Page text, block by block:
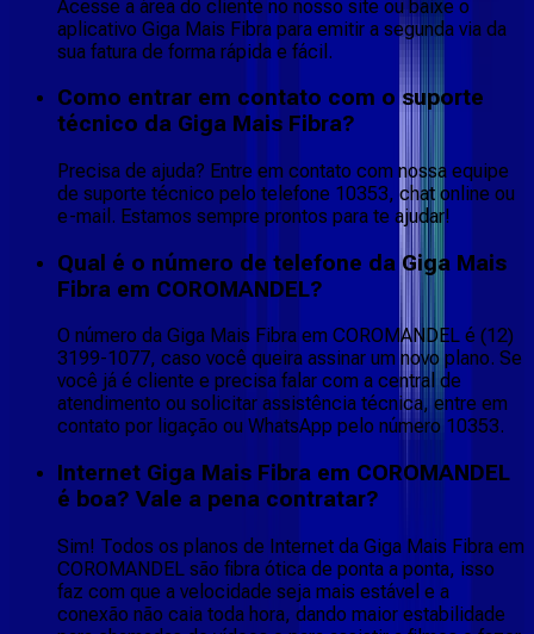
Acesse a área do cliente no nosso site ou baixe o
aplicativo Giga Mais Fibra para emitir a segunda via da
sua fatura de forma rápida e fácil.
Como entrar em contato com o suporte
técnico da Giga Mais Fibra?
Precisa de ajuda? Entre em contato com nossa equipe
de suporte técnico pelo telefone 10353, chat online ou
e-mail. Estamos sempre prontos para te ajudar!
Qual é o número de telefone da Giga Mais
Fibra em COROMANDEL?
O número da Giga Mais Fibra em COROMANDEL é (12)
3199-1077, caso você queira assinar um novo plano. Se
você já é cliente e precisa falar com a central de
atendimento ou solicitar assistência técnica, entre em
contato por ligação ou WhatsApp pelo número 10353.
Internet Giga Mais Fibra em COROMANDEL
é boa? Vale a pena contratar?
Sim! Todos os planos de Internet da Giga Mais Fibra em
COROMANDEL são fibra ótica de ponta a ponta, isso
faz com que a velocidade seja mais estável e a
conexão não caia toda hora, dando maior estabilidade